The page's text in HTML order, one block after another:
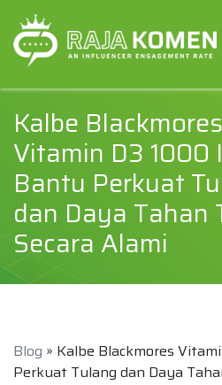
Kalbe Blackmores
Vitamin D3 1000
Bantu Perkuat
dan Daya Tahan
Secara Alami
Blog » Kalbe Blackmores
Perkuat Tulang dan Daya